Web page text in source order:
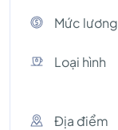
Mức lương
Loại hình
Địa điểm